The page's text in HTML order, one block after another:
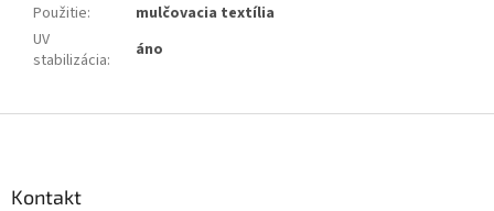
Použitie:
mulčovacia textília
UV
stabilizácia: áno
Kontakt